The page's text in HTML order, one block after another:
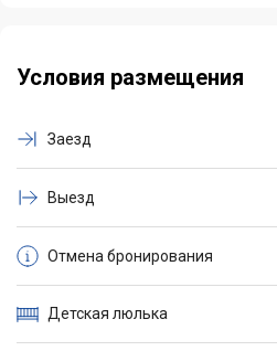
Условия размещения
Заезд
Выезд
Отмена бронирования
Детская люлька